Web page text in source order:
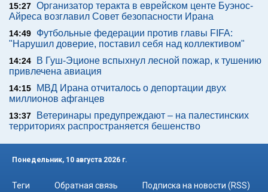
15:27 Организатор теракта в еврейском центе Буэнос-
Айреса возглавил Совет безопасности Ирана
14:49
Футбольные федерации против главы FIFA:
"Нарушил доверие, поставил себя над коллективом"
14:24
В Гуш-Эционе вспыхнул лесной пожар, к тушению
привлечена авиация
14:15
МВД Ирана отчиталось о депортации двух
миллионов афганцев
13:37
Ветеринары предупреждают – на палестинских
территориях распространяется бешенство
Понедельник, 10 августа 2026 г.
Теги Обратная связь Подписка на новости (RSS)